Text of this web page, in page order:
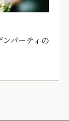
パーティの